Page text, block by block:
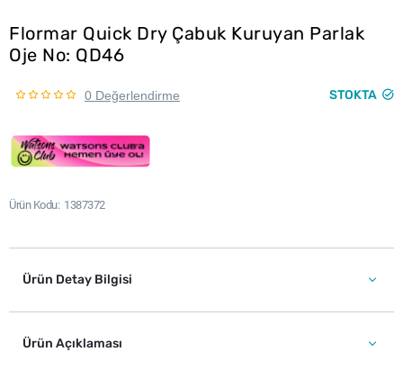
Flormar Quick Dry Çabuk Kuruyan Parlak
Oje No: QD46
0 Değerlendirme STOKTA
Ürün Kodu 1387372
Ürün Detay Bilgisi
Ürün Açıklaması